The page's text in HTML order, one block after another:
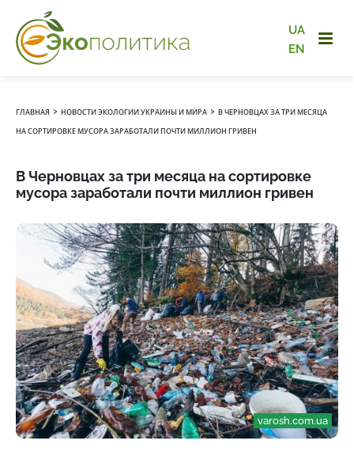
UA
EN
ГЛАВНАЯ › НОВОСТИ ЭКОЛОГИИ УКРАИНЫ И МИРА › В ЧЕРНОВЦАХ ЗА ТРИ МЕСЯЦА
НА СОРТИРОВКЕ МУСОРА ЗАРАБОТАЛИ ПОЧТИ МИЛЛИОН ГРИВЕН
В Черновцах за три месяца на сортировке
мусора заработали почти миллион гривен
varosh.com.ua